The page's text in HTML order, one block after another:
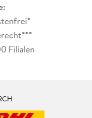
Filialen